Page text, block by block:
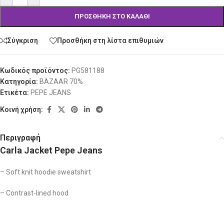
ΠΡΟΣΘΉΚΗ ΣΤΟ ΚΑΛΆΘΙ
Σύγκριση Προσθήκη στη λίστα επιθυμιών
Κωδικός προϊόντος: PG581188
Κατηγορία: BAZAAR 70%
Ετικέτα: PEPE JEANS
Κοινή χρήση:
Περιγραφή
Carla Jacket Pepe Jeans
– Soft knit hoodie sweatshirt
– Contrast-lined hood